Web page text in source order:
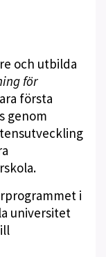
och utbilda
för
första
genom
i
universitet